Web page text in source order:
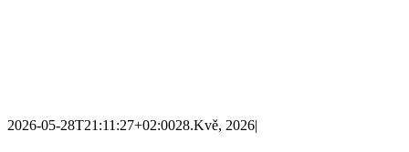
2026-05-28T21:11:27+02:0028.Kvě, 2026|